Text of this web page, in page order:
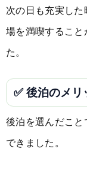
次の日も充実した
場を満喫すること
た。
✅ 後泊のメリ
後泊を選んだこと
できました。